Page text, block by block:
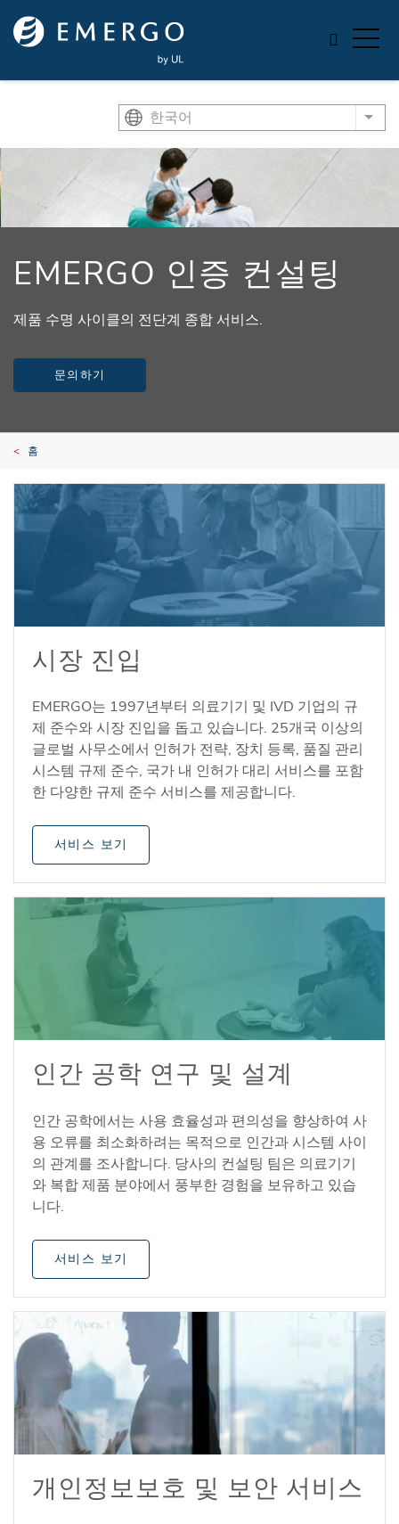
Skip to main content
한국어 List
EMERGO 인증 컨설팅
제품 수명 사이클의 전단계 종합 서비스.
문의하기
홈
시장 진입
EMERGO는 1997년부터 의료기기 및 IVD 기업의 규
제 준수와 시장 진입을 돕고 있습니다. 25개국 이상의
글로벌 사무소에서 인허가 전략, 장치 등록, 품질 관리
시스템 규제 준수, 국가 내 인허가 대리 서비스를 포함
한 다양한 규제 준수 서비스를 제공합니다.
서비스 보기
인간 공학 연구 및 설계
인간 공학에서는 사용 효율성과 편의성을 향상하여 사
용 오류를 최소화하려는 목적으로 인간과 시스템 사이
의 관계를 조사합니다. 당사의 컨설팅 팀은 의료기기
와 복합 제품 분야에서 풍부한 경험을 보유하고 있습
니다.
서비스 보기
개인정보보호 및 보안 서비스